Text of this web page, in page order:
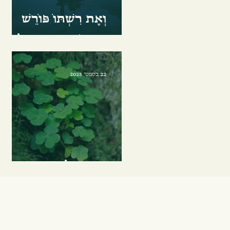
וְאֶת רִשְׁתּוֹ פּוֹרֵשׁ
בִּכְמוֹ-תְּנוּעַת-אוּלַי
כְּנֶגֶד כָּל הַסִּכּוּיִים
22 בספט׳ 2025